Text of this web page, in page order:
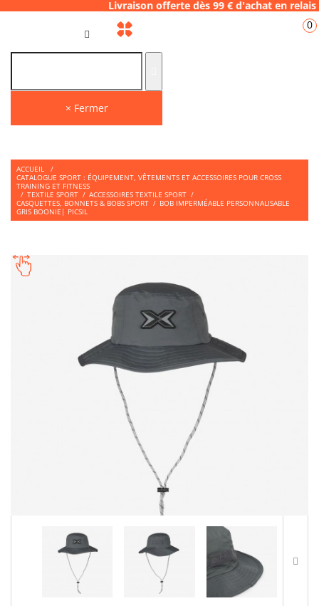
Livraison offerte dès 99 € d'achat
× Fermer
0
ACCUEIL
/
CATALOGUE SPORT : ÉQUIPEMENT, VÊTEMENTS ET ACCESSOIRES POUR CROSS
TRAINING ET FITNESS
/ TEXTILE SPORT / ACCESSOIRES TEXTILE SPORT /
CASQUETTES, BONNETS & BOBS SPORT / BOB IMPERMÉABLE PERSONNALISABLE
GRIS BOONIE| PICSIL